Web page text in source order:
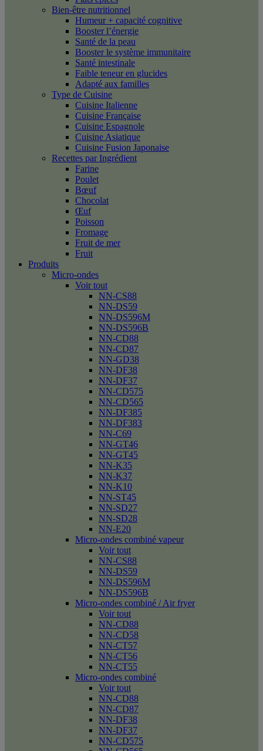
Bien-être nutritionnel
Humeur + capacité cognitive
Booster l’énergie
Santé de la peau
Booster le système immunitaire
Santé intestinale
Faible teneur en glucides
Adapté aux familles
Type de Cuisine
Cuisine Italienne
Cuisine Française
Cuisine Espagnole
Cuisine Asiatique
Cuisine Fusion Japonaise
Recettes par Ingrédient
Farine
Poulet
Bœuf
Chocolat
Œuf
Poisson
Fromage
Fruit de mer
Fruit
Produits
Micro-ondes
Voir tout
NN-CS88
NN-DS59
NN-DS596M
NN-DS596B
NN-CD88
NN-CD87
NN-GD38
NN-DF38
NN-DF37
NN-CD575
NN-CD565
NN-DF385
NN-DF383
NN-C69
NN-GT46
NN-GT45
NN-K35
NN-K37
NN-K10
NN-ST45
NN-SD27
NN-SD28
NN-E20
Micro-ondes combiné vapeur
Voir tout
NN-CS88
NN-DS59
NN-DS596M
NN-DS596B
Micro-ondes combiné / Air fryer
Voir tout
NN-CD88
NN-CD58
NN-CT57
NN-CT56
NN-CT55
Micro-ondes combiné
Voir tout
NN-CD88
NN-CD87
NN-DF38
NN-DF37
NN-CD575